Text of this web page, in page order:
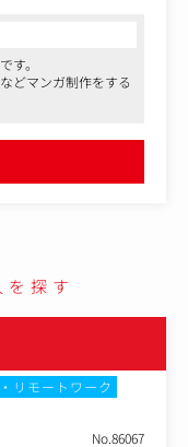
ち上げ
。
ど各クリエイターと
うな役割を果たし
間隔などの細部に
、ご自身の担当案件
くの方に見ていただ
探す
制
転勤なし
BX領域）